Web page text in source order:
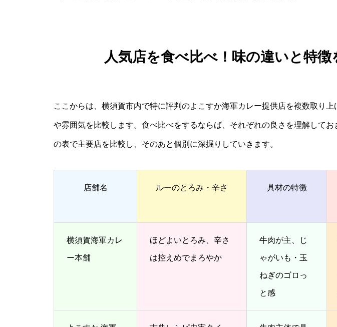
人気店を食べ比べ！味の違いと特徴
ここからは、横須賀市内で特に評判のよこすか海軍カレー提供店を複数取り
や雰囲気を比較します。食べ比べをするならば、それぞれの良さを理解して
の表で主要店を比較し、そのあと個別に深掘りしていきます。
店舗名 ルーのとろみ・辛さ 具材の特徴
横須賀海軍カレ
ー本舗
ほどよいとろみ、辛さ
は控えめでまろやか
牛肉が主、じ
ゃがいも・玉
ねぎのゴロっ
と感